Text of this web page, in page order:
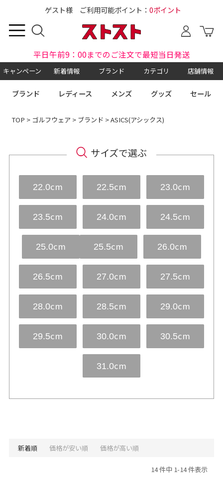
ゲスト様 ご利用可能ポイント： 0ポイント
平日午前9：00までのご注文で最短当日発送
キャンペーン 新着情報 ブランド カテゴリ 店舗情報
ブランド レディース メンズ グッズ セール
TOP > ゴルフウェア > ブランド > ASICS(アシックス)
サイズで選ぶ
22.0cm 22.5cm 23.0cm
23.5cm 24.0cm 24.5cm
25.0cm 25.5cm 26.0cm
26.5cm 27.0cm 27.5cm
28.0cm 28.5cm 29.0cm
29.5cm 30.0cm 30.5cm
31.0cm
新着順 価格が安い順 価格が高い順
14 件中 1-14 件表示